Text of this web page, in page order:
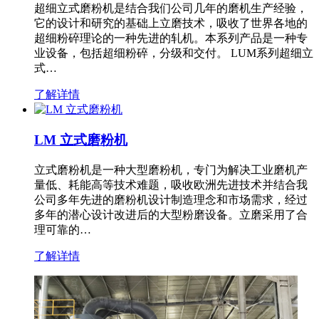
超细立式磨粉机是结合我们公司几年的磨机生产经验，
它的设计和研究的基础上立磨技术，吸收了世界各地的
超细粉碎理论的一种先进的轧机。本系列产品是一种专
业设备，包括超细粉碎，分级和交付。 LUM系列超细立
式…
了解详情
LM 立式磨粉机
立式磨粉机是一种大型磨粉机，专门为解决工业磨机产
量低、耗能高等技术难题，吸收欧洲先进技术并结合我
公司多年先进的磨粉机设计制造理念和市场需求，经过
多年的潜心设计改进后的大型粉磨设备。立磨采用了合
理可靠的…
了解详情